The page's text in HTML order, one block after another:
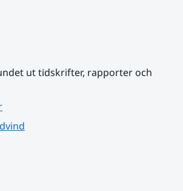
ut tidskrifter, rapporter och